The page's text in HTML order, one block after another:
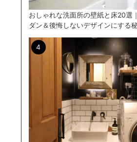
おしゃれな洗面所の壁紙と床20選
ダン＆後悔しないデザインにする